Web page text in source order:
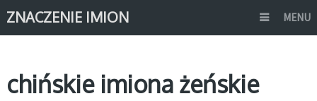
ZNACZENIE IMION MENU
chińskie imiona żeńskie